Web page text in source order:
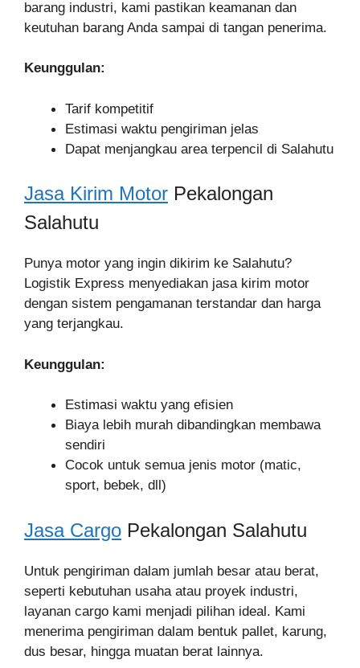
barang industri, kami pastikan keamanan dan
keutuhan barang Anda sampai di tangan penerima.
Keunggulan:
Tarif kompetitif
Estimasi waktu pengiriman jelas
Dapat menjangkau area terpencil di Salahutu
Jasa Kirim Motor Pekalongan
Salahutu
Punya motor yang ingin dikirim ke Salahutu?
Logistik Express menyediakan jasa kirim motor
dengan sistem pengamanan terstandar dan harga
yang terjangkau.
Keunggulan:
Estimasi waktu yang efisien
Biaya lebih murah dibandingkan membawa
sendiri
Cocok untuk semua jenis motor (matic,
sport, bebek, dll)
Jasa Cargo Pekalongan Salahutu
Untuk pengiriman dalam jumlah besar atau berat,
seperti kebutuhan usaha atau proyek industri,
layanan cargo kami menjadi pilihan ideal. Kami
menerima pengiriman dalam bentuk pallet, karung,
dus besar, hingga muatan berat lainnya.